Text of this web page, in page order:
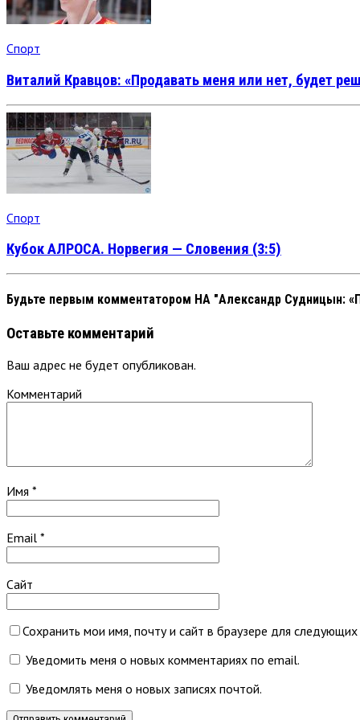
Спорт
Виталий Кравцов: «Продавать меня или нет, будет
Спорт
Кубок АЛРОСА. Норвегия — Словения (3:5)
Будьте первым комментатором НА "Александр Судницын:
Оставьте комментарий
Ваш адрес не будет опубликован.
Комментарий
Имя *
Email *
Сайт
Сохранить мои имя, почту и сайт в браузере для
Уведомить меня о новых комментариях по email.
Уведомлять меня о новых записях почтой.